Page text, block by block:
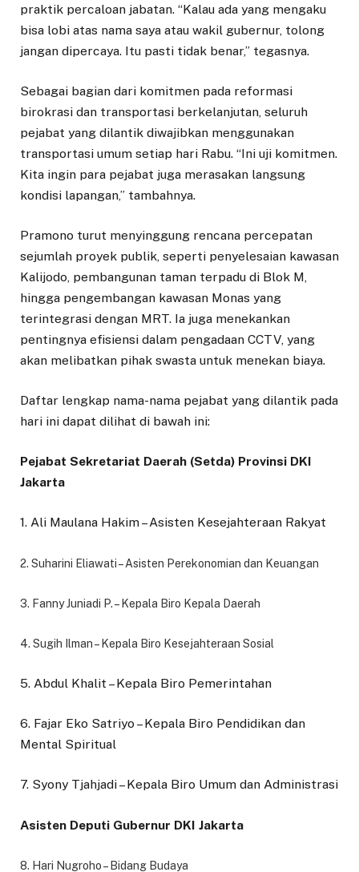
praktik percaloan jabatan. “Kalau ada yang mengaku
bisa lobi atas nama saya atau wakil gubernur, tolong
jangan dipercaya. Itu pasti tidak benar,” tegasnya.
Sebagai bagian dari komitmen pada reformasi
birokrasi dan transportasi berkelanjutan, seluruh
pejabat yang dilantik diwajibkan menggunakan
transportasi umum setiap hari Rabu. “Ini uji komitmen.
Kita ingin para pejabat juga merasakan langsung
kondisi lapangan,” tambahnya.
Pramono turut menyinggung rencana percepatan
sejumlah proyek publik, seperti penyelesaian kawasan
Kalijodo, pembangunan taman terpadu di Blok M,
hingga pengembangan kawasan Monas yang
terintegrasi dengan MRT. Ia juga menekankan
pentingnya efisiensi dalam pengadaan CCTV, yang
akan melibatkan pihak swasta untuk menekan biaya.
Daftar lengkap nama-nama pejabat yang dilantik pada
hari ini dapat dilihat di bawah ini:
Pejabat Sekretariat Daerah (Setda) Provinsi DKI
Jakarta
1. Ali Maulana Hakim – Asisten Kesejahteraan Rakyat
2. Suharini Eliawati – Asisten Perekonomian dan Keuangan
3. Fanny Juniadi P. – Kepala Biro Kepala Daerah
4. Sugih Ilman – Kepala Biro Kesejahteraan Sosial
5. Abdul Khalit – Kepala Biro Pemerintahan
6. Fajar Eko Satriyo – Kepala Biro Pendidikan dan
Mental Spiritual
7. Syony Tjahjadi – Kepala Biro Umum dan Administrasi
Asisten Deputi Gubernur DKI Jakarta
8. Hari Nugroho – Bidang Budaya